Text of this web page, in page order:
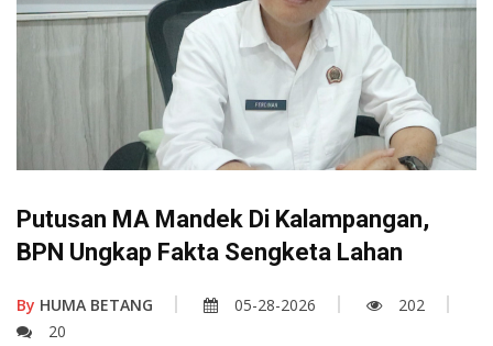
Putusan MA Mandek Di Kalampangan,
BPN Ungkap Fakta Sengketa Lahan
By HUMA BETANG 05-28-2026
202
20